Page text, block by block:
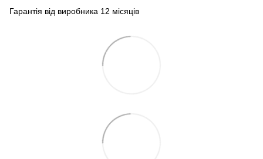
Гарантія від виробника 12 місяців